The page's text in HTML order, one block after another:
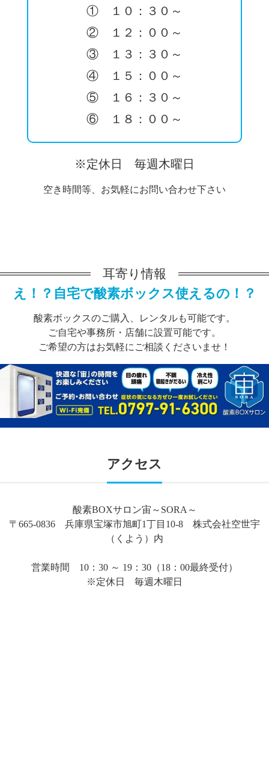
① １０：３０～
② １２：００～
③ １３：３０～
④ １５：００～
⑤ １６：３０～
⑥ １８：００～
※定休日 毎週木曜日
空き時間等、お気軽にお問い合わせ下さい
耳寄り情報
え！？自宅で酸素ボックス使えるの！？
酸素ボックスのご購入、レンタルも可能です。
ご自宅や事務所・店舗に設置可能です。
ご希望の方はお気軽にご相談くださいませ！
アクセス
酸素BOXサロン宙～SORA～
〒665-0836 兵庫県宝塚市旭町1丁目10-8 株式会社空世宇
（くよう）内
営業時間 10：30 ～ 19：30（18：00最終受付）
※定休日 毎週木曜日